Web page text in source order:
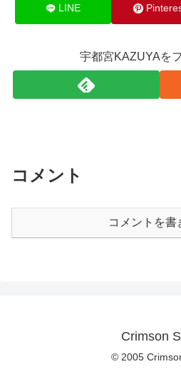
LINE
宇都宮KAZUYAを
コメント
コメントを書
Crimson
© 2005